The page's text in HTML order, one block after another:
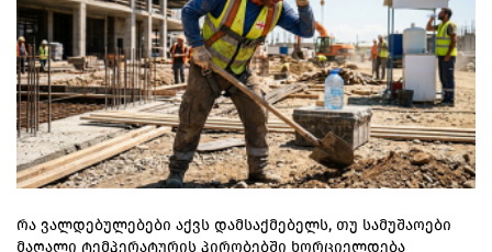
რა ვალდებულებები აქვს დამსაქმებელს, თუ სამუშაოები
მაღალი ტემპერატურის პირობებში ხორციელდება